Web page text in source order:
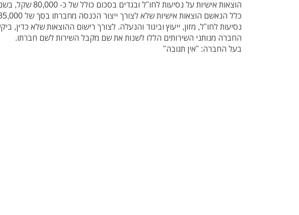
נסיעות לחו"ל, מזון, ייעוץ וביגוד והנעלה. לצורך רישום ההוצאות שלא כדין,
החברה מנותני השירותים הללו לשנות את שם מקבל השירות לשם חברתו.
בעל החברה: "אין תגובה"